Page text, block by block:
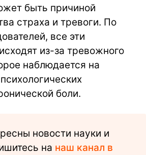
быть причиной
страха и тревоги. По
все эти
из-за тревожного
наблюдается на
боли.
новости науки и
на наш канал в